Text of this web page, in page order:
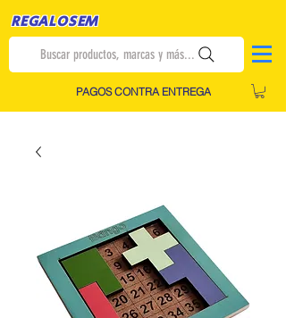
REGALOSEM
Buscar productos, marcas y más...
PAGOS CONTRA ENTREGA